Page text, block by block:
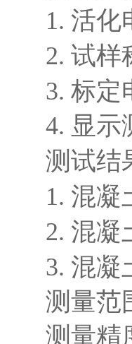
1. 活化
2. 试样
3. 标定
4. 显示
测试结
1. 混凝
2. 混凝
3. 混凝
测量范
测量精